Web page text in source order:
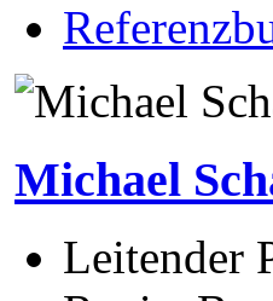
Michael
Leitender